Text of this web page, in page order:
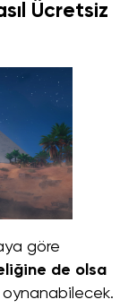
Ücretsiz
göre
de olsa
oynanabilecek.